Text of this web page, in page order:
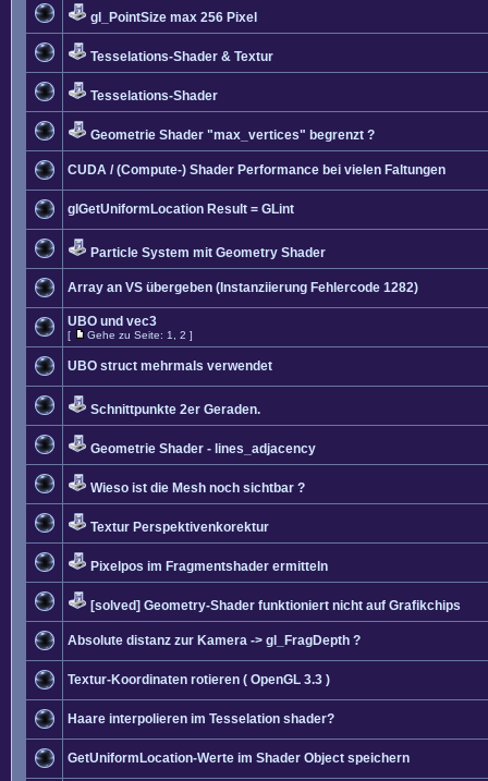
gl_PointSize max 256 Pixel
Tesselations-Shader & Textur
Tesselations-Shader
Geometrie Shader "max_vertices" begrenzt ?
CUDA / (Compute-) Shader Performance bei vielen Faltungen
glGetUniformLocation Result = GLint
Particle System mit Geometry Shader
Array an VS übergeben (Instanziierung Fehlercode 1282)
UBO und vec3
[ Gehe zu Seite: 1 2 ]
UBO struct mehrmals verwendet
Schnittpunkte 2er Geraden.
Geometrie Shader - lines_adjacency
Wieso ist die Mesh noch sichtbar ?
Textur Perspektivenkorektur
Pixelpos im Fragmentshader ermitteln
[solved] Geometry-Shader funktioniert nicht auf Grafikchips
Absolute distanz zur Kamera -> gl_FragDepth ?
Textur-Koordinaten rotieren ( OpenGL 3.3 )
Haare interpolieren im Tesselation shader?
GetUniformLocation-Werte im Shader Object speichern